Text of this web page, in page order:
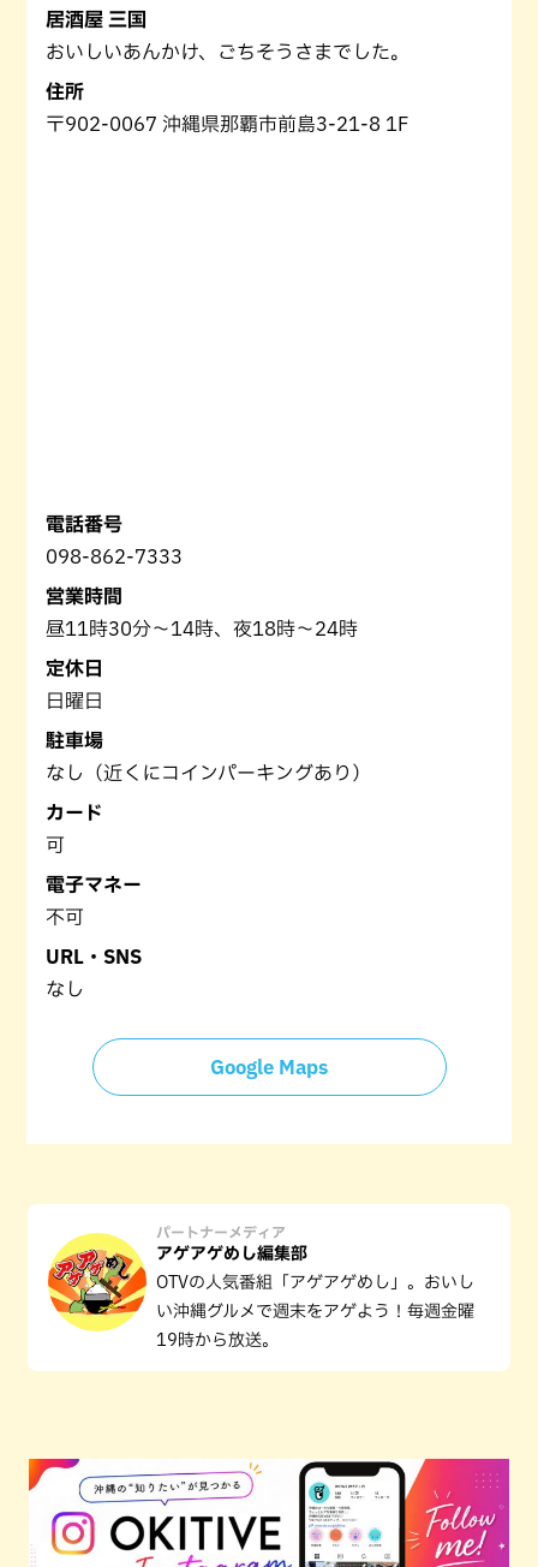
居酒屋 三国
おいしいあんかけ、ごちそうさまでした。
住所
〒902-0067 沖縄県那覇市前島3-21-8 1F
電話番号
098-862-7333
営業時間
昼11時30分～14時、夜18時～24時
定休日
日曜日
駐車場
なし（近くにコインパーキングあり）
カード
可
電子マネー
不可
URL・SNS
なし
Google Maps
パートナーメディア
アゲアゲめし編集部
OTVの人気番組「アゲアゲめし」。おいし
い沖縄グルメで週末をアゲよう！毎週金曜
19時から放送。